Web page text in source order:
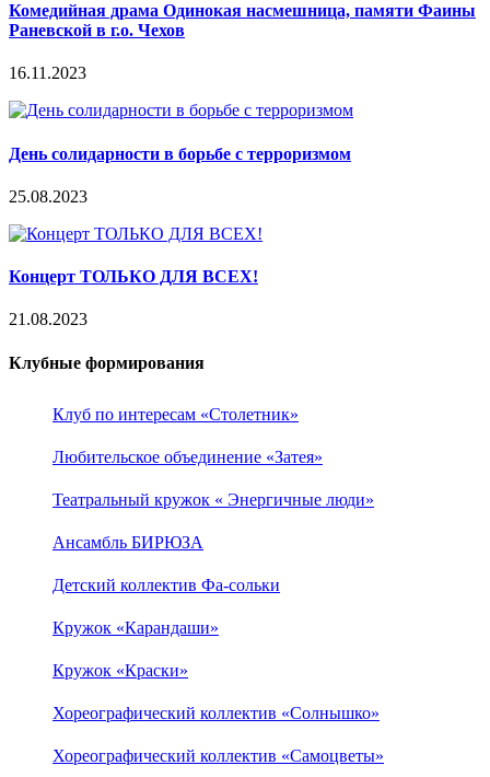
Комедийная драма Одинокая насмешница, памяти Фаины
Раневской в г.о. Чехов
16.11.2023
День солидарности в борьбе с терроризмом
25.08.2023
Концерт ТОЛЬКО ДЛЯ ВСЕХ!
21.08.2023
Клубные формирования
Клуб по интересам «Столетник»
Любительское объединение «Затея»
Театральный кружок « Энергичные люди»
Ансамбль БИРЮЗА
Детский коллектив Фа-сольки
Кружок «Карандаши»
Кружок «Краски»
Хореографический коллектив «Солнышко»
Хореографический коллектив «Самоцветы»